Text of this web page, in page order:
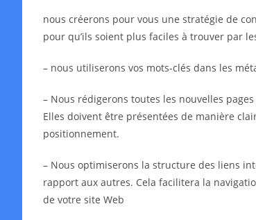
nous créerons pour vous une stratégie de
pour qu’ils soient plus faciles à trouver par
– nous utiliserons vos mots-clés dans les
– Nous rédigerons toutes les nouvelles
Elles doivent être présentées de manière
positionnement.
– Nous optimiserons la structure des liens
rapport aux autres. Cela facilitera la
de votre site Web